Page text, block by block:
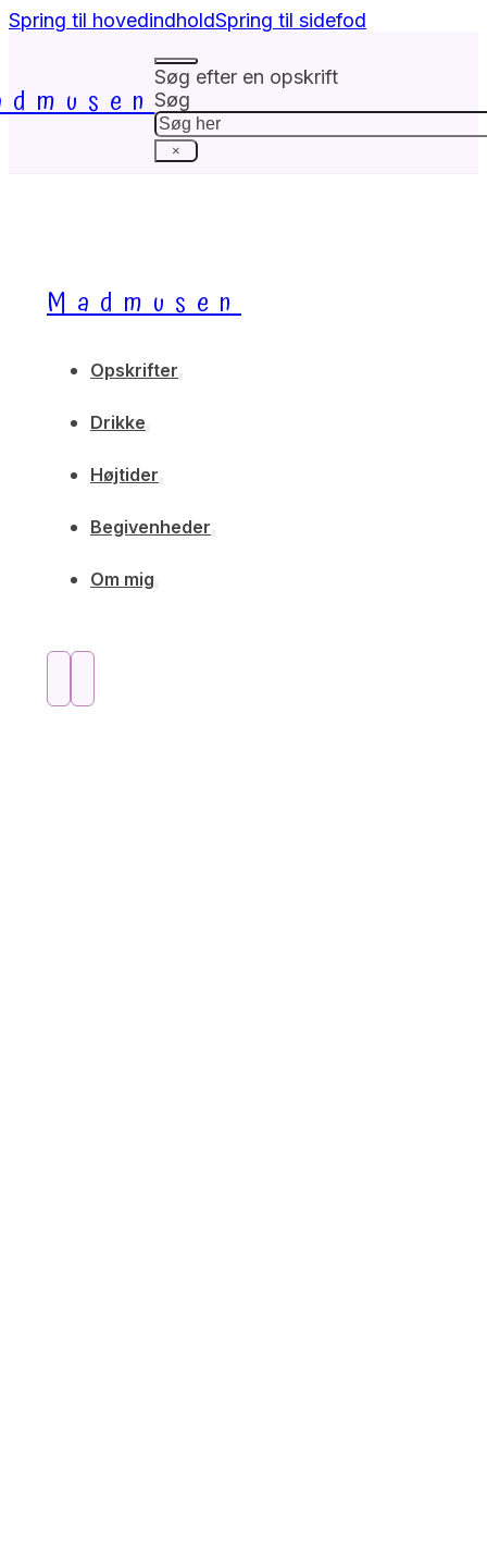
Spring til hovedindholdSpring til sidefod
Søg efter en opskrift
Søg
×
Madmusen
Opskrifter
Drikke
Højtider
Begivenheder
Om mig